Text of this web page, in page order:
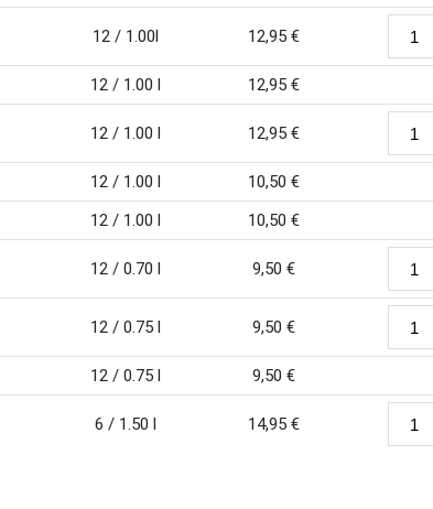
12 / 1.00l 12,95 €
12 / 1.00 l 12,95 €
12 / 1.00 l 12,95 €
12 / 1.00 l 10,50 €
12 / 1.00 l 10,50 €
12 / 0.70 l 9,50 €
12 / 0.75 l 9,50 €
12 / 0.75 l 9,50 €
6 / 1.50 l 14,95 €